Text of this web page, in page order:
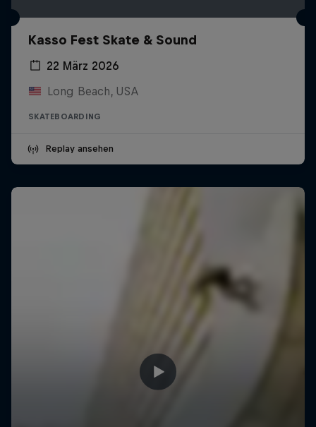
Kasso Fest Skate & Sound
22 März 2026
Long Beach, USA
SKATEBOARDING
Replay ansehen